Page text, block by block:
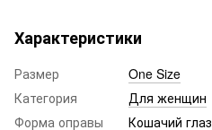
Характеристики
Размер
One Size
Категория
Для женщин
Форма оправы
Кошачий глаз